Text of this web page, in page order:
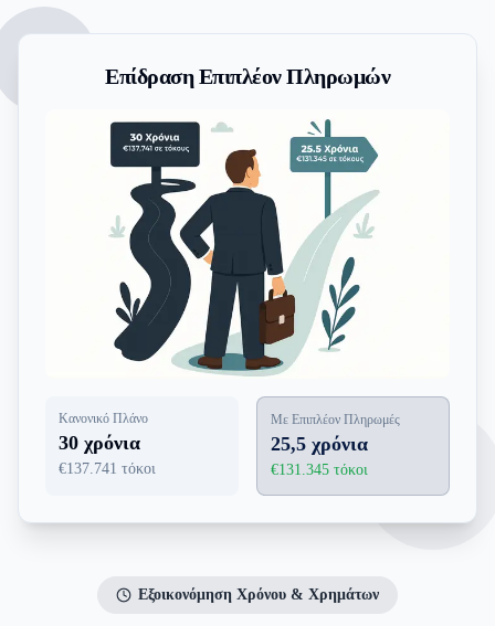
Εξοικονόμηση Χρόνου & Χρημάτων
Επίδραση Επιπλέον Πληρωμών
Κανονικό Πλάνο
30 χρόνια
€137.741 τόκοι
Με Επιπλέον Πληρωμές
25,5 χρόνια
€131.345 τόκοι